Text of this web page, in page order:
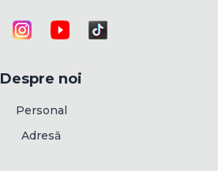
Despre noi
Personal
Adresă